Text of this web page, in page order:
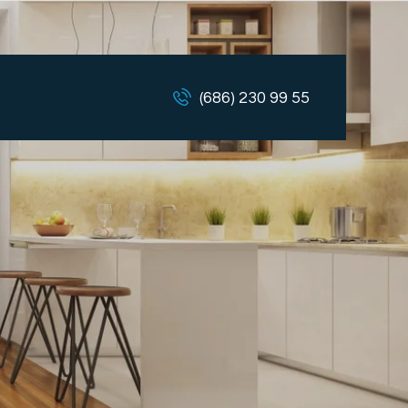
(686) 230 99 55